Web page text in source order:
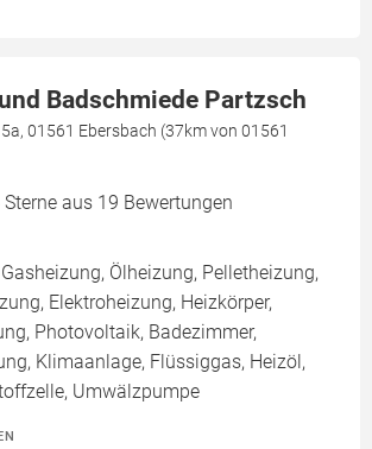
Badschmiede Partzsch
01561 Ebersbach (37km von 01561
Sterne aus 19 Bewertungen
Ölheizung, Pelletheizung,
Elektroheizung, Heizkörper,
Photovoltaik, Badezimmer,
Klimaanlage, Flüssiggas, Heizöl,
Umwälzpumpe